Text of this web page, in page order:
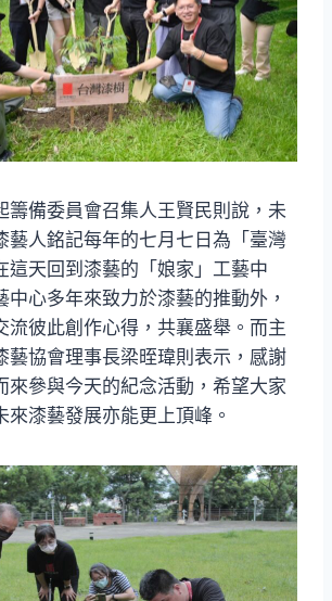
籌備委員會召集人王賢民則說，未
藝人銘記每年的七月七日為「臺灣
這天回到漆藝的「娘家」工藝中
中心多年來致力於漆藝的推動外，
流彼此創作心得，共襄盛舉。而主
藝協會理事長梁晊瑋則表示，感謝
來參與今天的紀念活動，希望大家
來漆藝發展亦能更上頂峰。